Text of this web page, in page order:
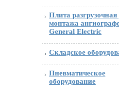
Плита разгрузочная
монтажа
General Electric
Складское
Пневматическое
оборудование